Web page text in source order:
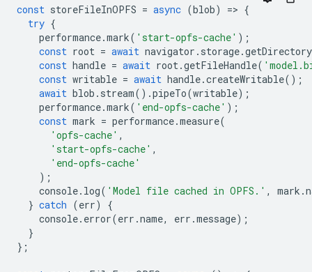
const storeFileInOPFS = async (blob) => {
try {
performance.mark( 'start-opfs-cache' );
const root = await navigator . storage.getDirectory
const handle = await root.getFileHandle(
const writable = await handle.createWritable();
await blob . stream().pipeTo(writable);
performance.mark( 'end-opfs-cache' );
const mark = performance.measure(
'opfs-cache' ,
'start-opfs-cache' ,
'end-opfs-cache'
);
console. log( 'Model file cached in OPFS.' , mark .
} catch (err)
{
console. error(err .name, err .message);
}
};